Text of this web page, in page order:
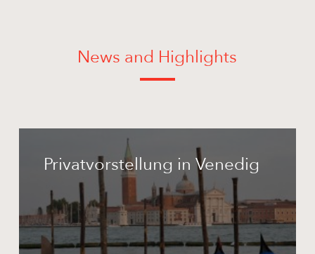
News and Highlights
Privatvorstellung in Venedig